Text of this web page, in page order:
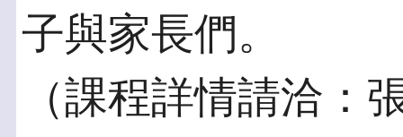
子與家長們。
（課程詳情請洽：